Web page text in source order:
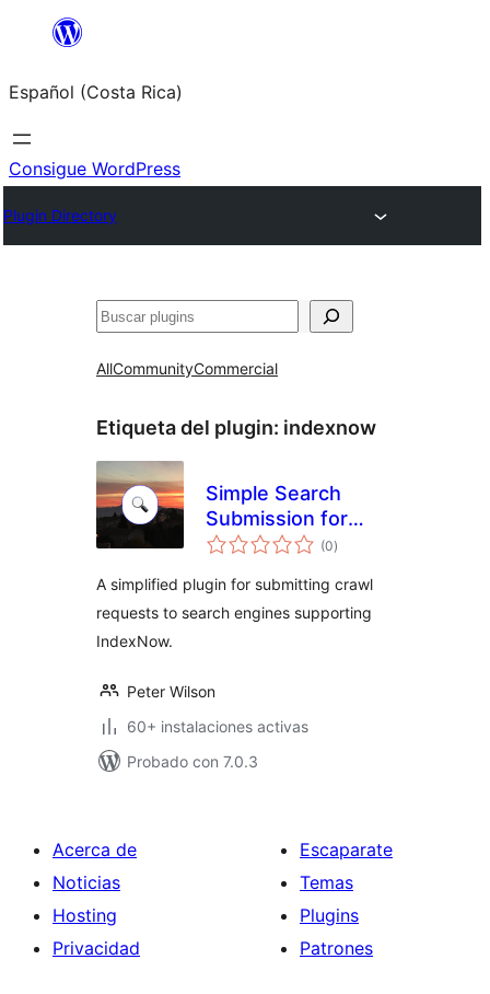
Saltar
contenido
Español (Costa Rica)
Consigue WordPress
Plugin Directory
Buscar
AllCommunityCommercial
Etiqueta del plugin: indexnow
Simple Search
Submission for
IndexNow
(0total
de
)
A simplified plugin for submitting crawl
requests to search engines supporting
IndexNow.
Peter Wilson
60+ instalaciones activas
Probado con 7.0.3
Acerca de
Noticias
Hosting
Privacidad
Escaparate
Temas
Plugins
Patrones